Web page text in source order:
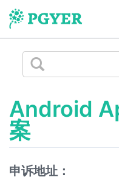
Android
案
申诉地址：